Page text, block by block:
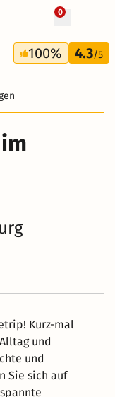
0
2 Tage
37 €
100% 4.3/5
Kurz-mal
und
und
Sie sich auf